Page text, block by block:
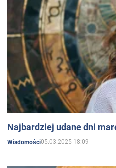
Najbardziej udane dni
Wiadomości05.03.2025 18:09